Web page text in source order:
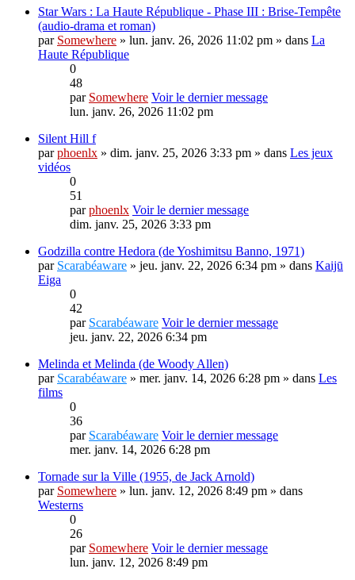
Star Wars : La Haute République - Phase III : Brise-Tempête
(audio-drama et roman)
par Somewhere » lun. janv. 26, 2026 11:02 pm » dans La
Haute République
0
48
par Somewhere Voir le dernier message
lun. janv. 26, 2026 11:02 pm
Silent Hill f
parphoenlx » dim. janv. 25, 2026 3:33 pm » dans Les jeux
vidéos
0
51
parphoenlx Voir le dernier message
dim. janv. 25, 2026 3:33 pm
Godzilla contre Hedora (de Yoshimitsu Banno, 1971)
par Scarabéaware » jeu. janv. 22, 2026 6:34 pm » dans Kaijū
Eiga
0
42
par Scarabéaware Voir le dernier message
jeu. janv. 22, 2026 6:34 pm
Melinda et Melinda (de Woody Allen)
par Scarabéaware » mer. janv. 14, 2026 6:28 pm » dans Les
films
0
36
par Scarabéaware Voir le dernier message
mer. janv. 14, 2026 6:28 pm
Tornade sur la Ville (1955, de Jack Arnold)
par Somewhere » lun. janv. 12, 2026 8:49 pm » dans
Westerns
0
26
par Somewhere Voir le dernier message
lun. janv. 12, 2026 8:49 pm